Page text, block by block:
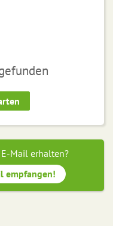
Mail erhalten?
empfangen!